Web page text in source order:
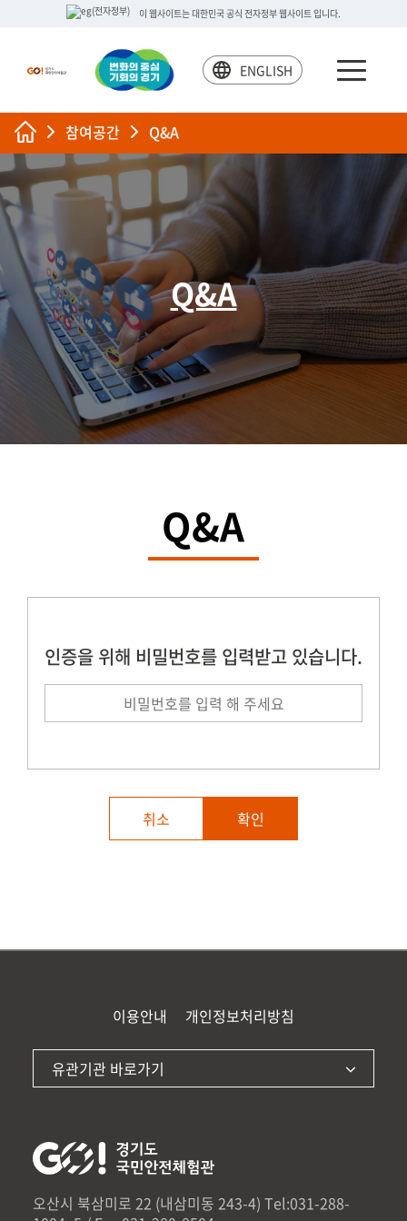
이 웹사이트는 대한민국 공식 전자정부 웹사이트 입니다.
ENGLISH
참여공간 Q&A
Q&A
Q&A
인증을 위해 비밀번호를 입력받고 있습니다.
취소 확인
이용안내 개인정보처리방침
유관기관 바로가기
오산시 북삼미로 22 (내삼미동 243-4) Tel:031-288-